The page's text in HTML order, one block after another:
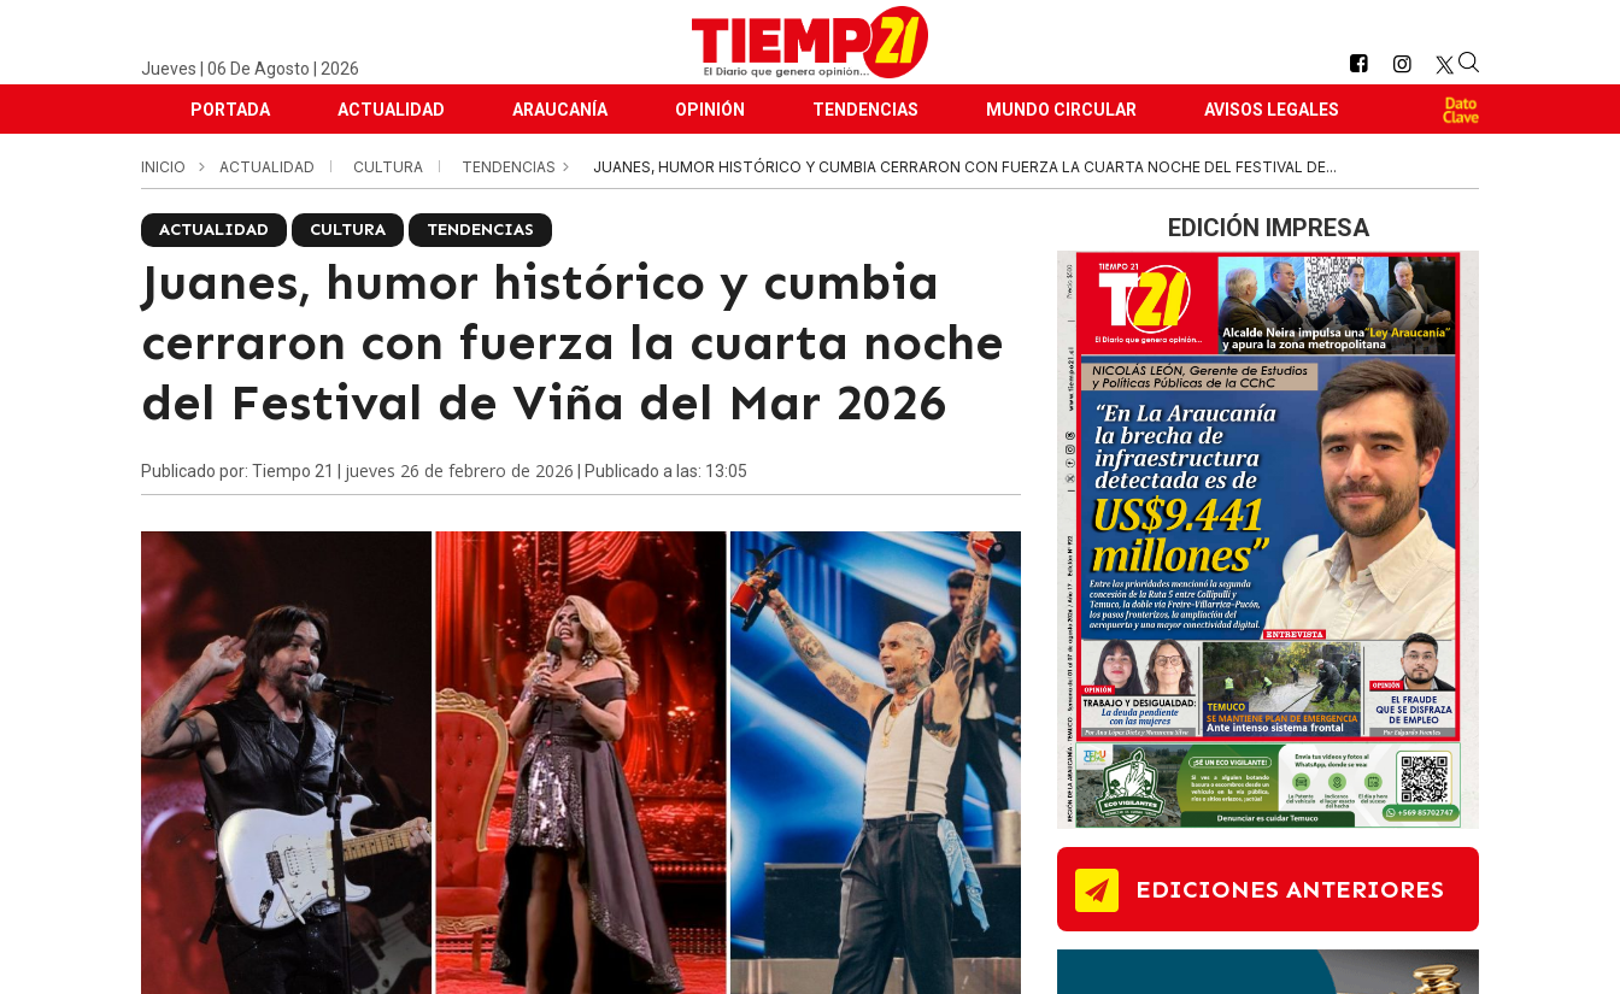
Jueves | 06 De Agosto | 2026
PORTADA ACTUALIDAD ARAUCANÍA OPINIÓN TENDENCIAS MUNDO CIRCULAR AVISOS LEGALES
INICIO ACTUALIDAD CULTURA TENDENCIAS JUANES, HUMOR HISTÓRICO Y CUMBIA CERRARON CON FUERZA LA CUARTA NOCHE DEL FESTIVAL DE...
ACTUALIDAD CULTURA TENDENCIAS
Juanes, humor histórico y cumbia
cerraron con fuerza la cuarta noche
del Festival de Viña del Mar 2026
Publicado por: Tiempo 21 | jueves 26 de febrero de 2026 | Publicado a las: 13:05
EDICIÓN IMPRESA
EDICIONES ANTERIORES